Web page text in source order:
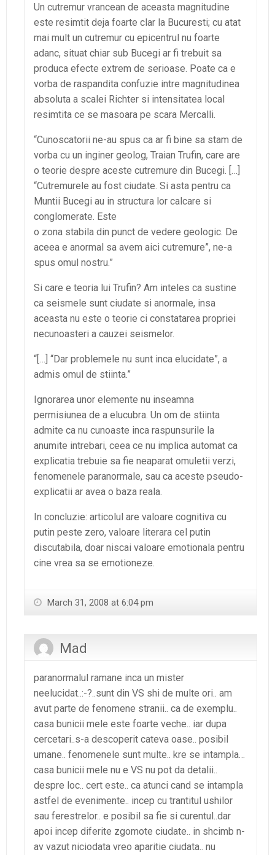
Un cutremur vrancean de aceasta magnitudine
este resimtit deja foarte clar la Bucuresti; cu atat
mai mult un cutremur cu epicentrul nu foarte
adanc, situat chiar sub Bucegi ar fi trebuit sa
produca efecte extrem de serioase. Poate ca e
vorba de raspandita confuzie intre magnitudinea
absoluta a scalei Richter si intensitatea local
resimtita ce se masoara pe scara Mercalli.
“Cunoscatorii ne-au spus ca ar fi bine sa stam de
vorba cu un inginer geolog, Traian Trufin, care are
o teorie despre aceste cutremure din Bucegi. […]
“Cutremurele au fost ciudate. Si asta pentru ca
Muntii Bucegi au in structura lor calcare si
conglomerate. Este
o zona stabila din punct de vedere geologic. De
aceea e anormal sa avem aici cutremure”, ne-a
spus omul nostru.”
Si care e teoria lui Trufin? Am inteles ca sustine
ca seismele sunt ciudate si anormale, insa
aceasta nu este o teorie ci constatarea propriei
necunoasteri a cauzei seismelor.
“[…] “Dar problemele nu sunt inca elucidate”, a
admis omul de stiinta.”
Ignorarea unor elemente nu inseamna
permisiunea de a elucubra. Un om de stiinta
admite ca nu cunoaste inca raspunsurile la
anumite intrebari, ceea ce nu implica automat ca
explicatia trebuie sa fie neaparat omuletii verzi,
fenomenele paranormale, sau ca aceste pseudo-
explicatii ar avea o baza reala.
In concluzie: articolul are valoare cognitiva cu
putin peste zero, valoare literara cel putin
discutabila, doar niscai valoare emotionala pentru
cine vrea sa se emotioneze.
March 31, 2008 at 6:04 pm
Mad
paranormalul ramane inca un mister
neelucidat..:-?..sunt din VS shi de multe ori.. am
avut parte de fenomene stranii.. ca de exemplu..
casa bunicii mele este foarte veche.. iar dupa
cercetari..s-a descoperit cateva oase.. posibil
umane.. fenomenele sunt multe.. kre se intampla…
casa bunicii mele nu e VS nu pot da detalii..
despre loc.. cert este.. ca atunci cand se intampla
astfel de evenimente.. incep cu trantitul ushilor
sau ferestrelor.. e posibil sa fie si curentul..dar
apoi incep diferite zgomote ciudate.. in shcimb n-
av vazut niciodata vreo aparitie ciudata.. nu